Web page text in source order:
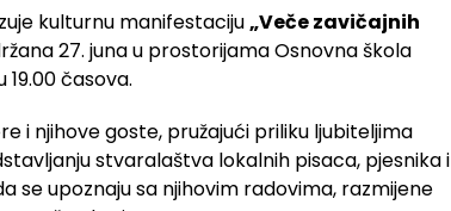
kulturnu manifestaciju„Veče zavičajnih
27. juna u prostorijamaOsnovna škola
časova.
i njihove goste, pružajući priliku ljubiteljima
stvaralaštva lokalnih pisaca, pjesnika i
se upoznaju sa njihovim radovima, razmijene